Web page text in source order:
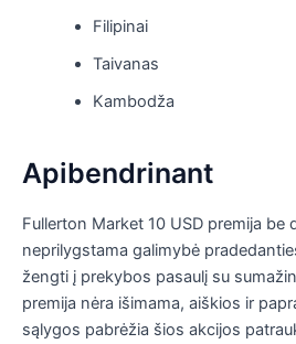
Filipinai
Taivanas
Kambodža
Apibendrinant
Fullerton Market 10 USD premija be
neprilygstama galimybė
žengti į prekybos pasaulį su
premija nėra išimama, aiškios ir
sąlygos pabrėžia šios akcijos